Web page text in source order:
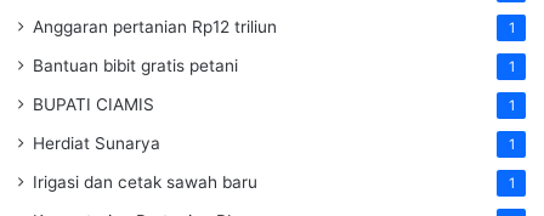
Anggaran pertanian Rp12 triliun 1
Bantuan bibit gratis petani 1
BUPATI CIAMIS 1
Herdiat Sunarya 1
Irigasi dan cetak sawah baru 1